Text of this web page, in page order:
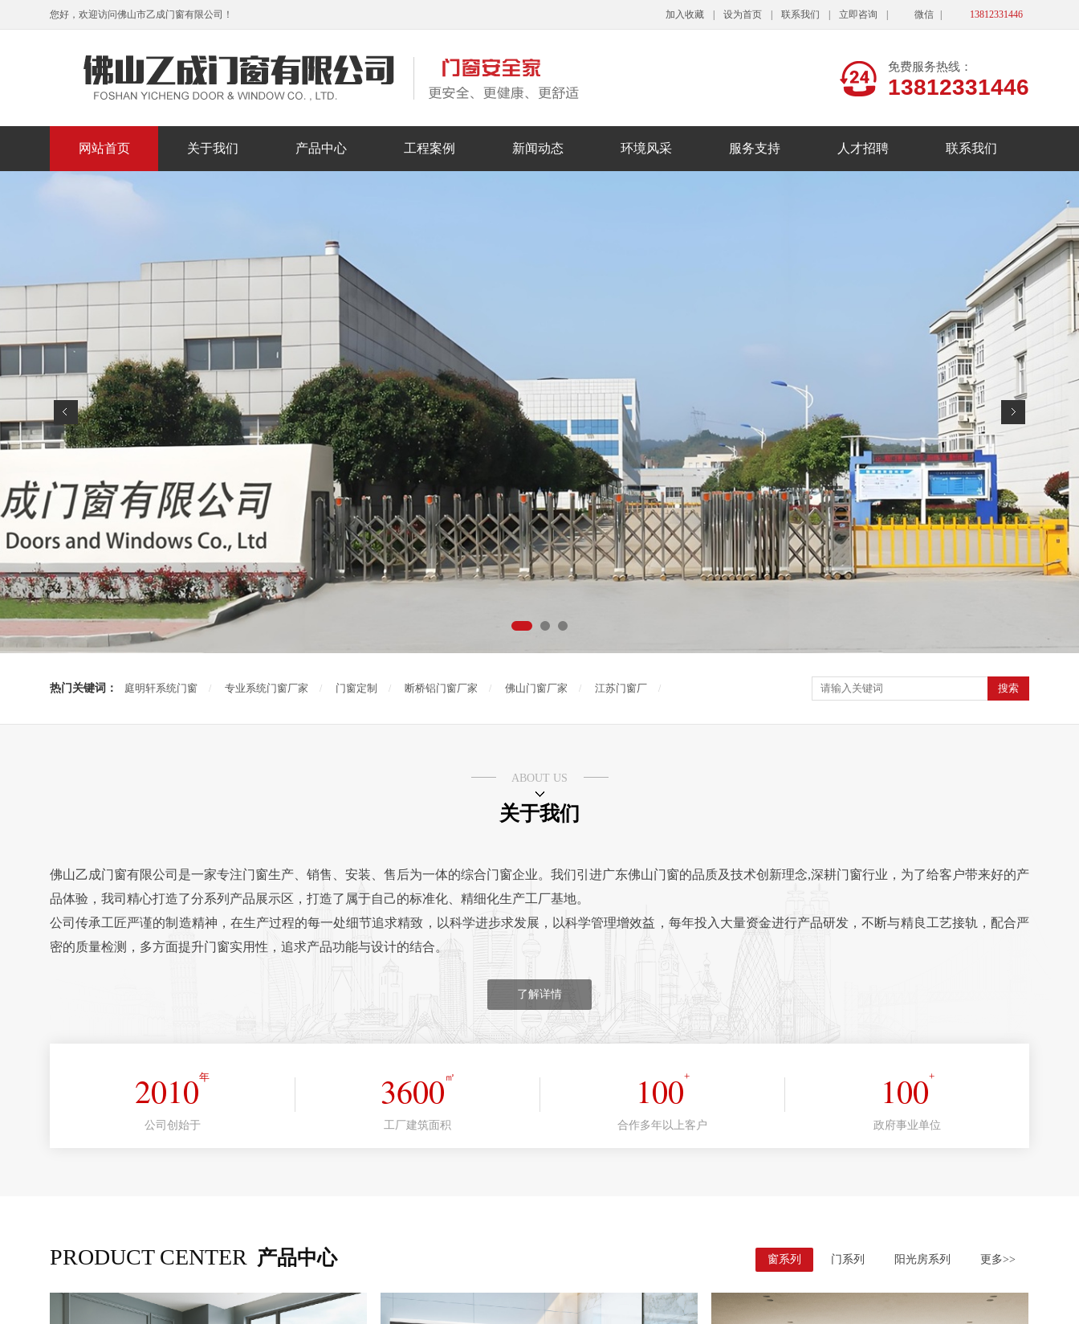
您好，欢迎访问佛山市乙成门窗有限公司！ 加入收藏 设为首页 联系我们 立即咨询 微信 13812331446
免费服务热线：
13812331446
网站首页 关于我们 产品中心 工程案例 新闻动态 环境风采 服务支持 人才招聘 联系我们
热门关键词： 庭明轩系统门窗 / 专业系统门窗厂家 / 门窗定制 / 断桥铝门窗厂家 / 佛山门窗厂家 / 江苏门窗厂 /
ABOUT US
关于我们
佛山乙成门窗有限公司是一家专注门窗生产、销售、安装、售后为一体的综合门窗企业。我们引进广东佛山门窗的品质及技术创新理念,深耕门窗行业，为了给客户带来好的产
品体验，我司精心打造了分系列产品展示区，打造了属于自己的标准化、精细化生产工厂基地。
公司传承工匠严谨的制造精神，在生产过程的每一处细节追求精致，以科学进步求发展，以科学管理增效益，每年投入大量资金进行产品研发，不断与精良工艺接轨，配合严
密的质量检测，多方面提升门窗实用性，追求产品功能与设计的结合。
经过多年发展，公司从生产经营系统门窗开始发展到以“门窗安全家”全屋门窗定制品牌为营销策略管理和研发中心，在全国铺设经销分公司。
从精选原材料、到精细的品质控制、到精致的生产加工、到精心的售后服务，都是一丝不苟的用良心制作好的门窗、竭力为消费者提供更安全、更健康、更舒适的的家居享
了解详情
2010年
公司创始于
3600 ㎡
工厂建筑面积
100+
合作多年以上客户
100+
政府事业单位
PRODUCT CENTER 产品中心 窗系列 门系列 阳光房系列 更多>>